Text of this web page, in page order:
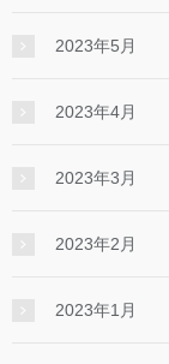
2023年5月
2023年4月
2023年3月
2023年2月
2023年1月